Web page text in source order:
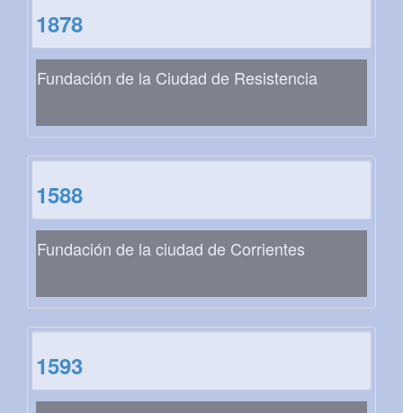
1878
Fundación de la Ciudad de Resistencia
1588
Fundación de la ciudad de Corrientes
1593